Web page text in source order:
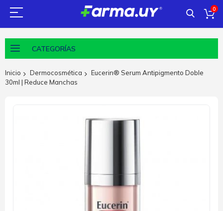
0
CATEGORÍAS
Inicio Dermocosmética
Eucerin® Serum Antipigmento Doble
30ml | Reduce Manchas